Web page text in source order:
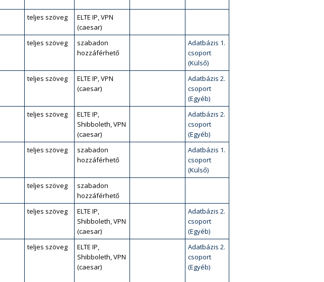
teljes szöveg
ELTE IP, VPN
(caesar)
teljes szöveg
szabadon
hozzáférhető
Adatbázis 1.
csoport
(Külső)
teljes szöveg
ELTE IP, VPN
(caesar)
Adatbázis 2.
csoport
(Egyéb)
teljes szöveg
ELTE IP,
Shibboleth, VPN
(caesar)
Adatbázis 2.
csoport
(Egyéb)
teljes szöveg
szabadon
hozzáférhető
Adatbázis 1.
csoport
(Külső)
teljes szöveg
szabadon
hozzáférhető
teljes szöveg
ELTE IP,
Shibboleth, VPN
(caesar)
Adatbázis 2.
csoport
(Egyéb)
teljes szöveg
ELTE IP,
Shibboleth, VPN
(caesar)
Adatbázis 2.
csoport
(Egyéb)